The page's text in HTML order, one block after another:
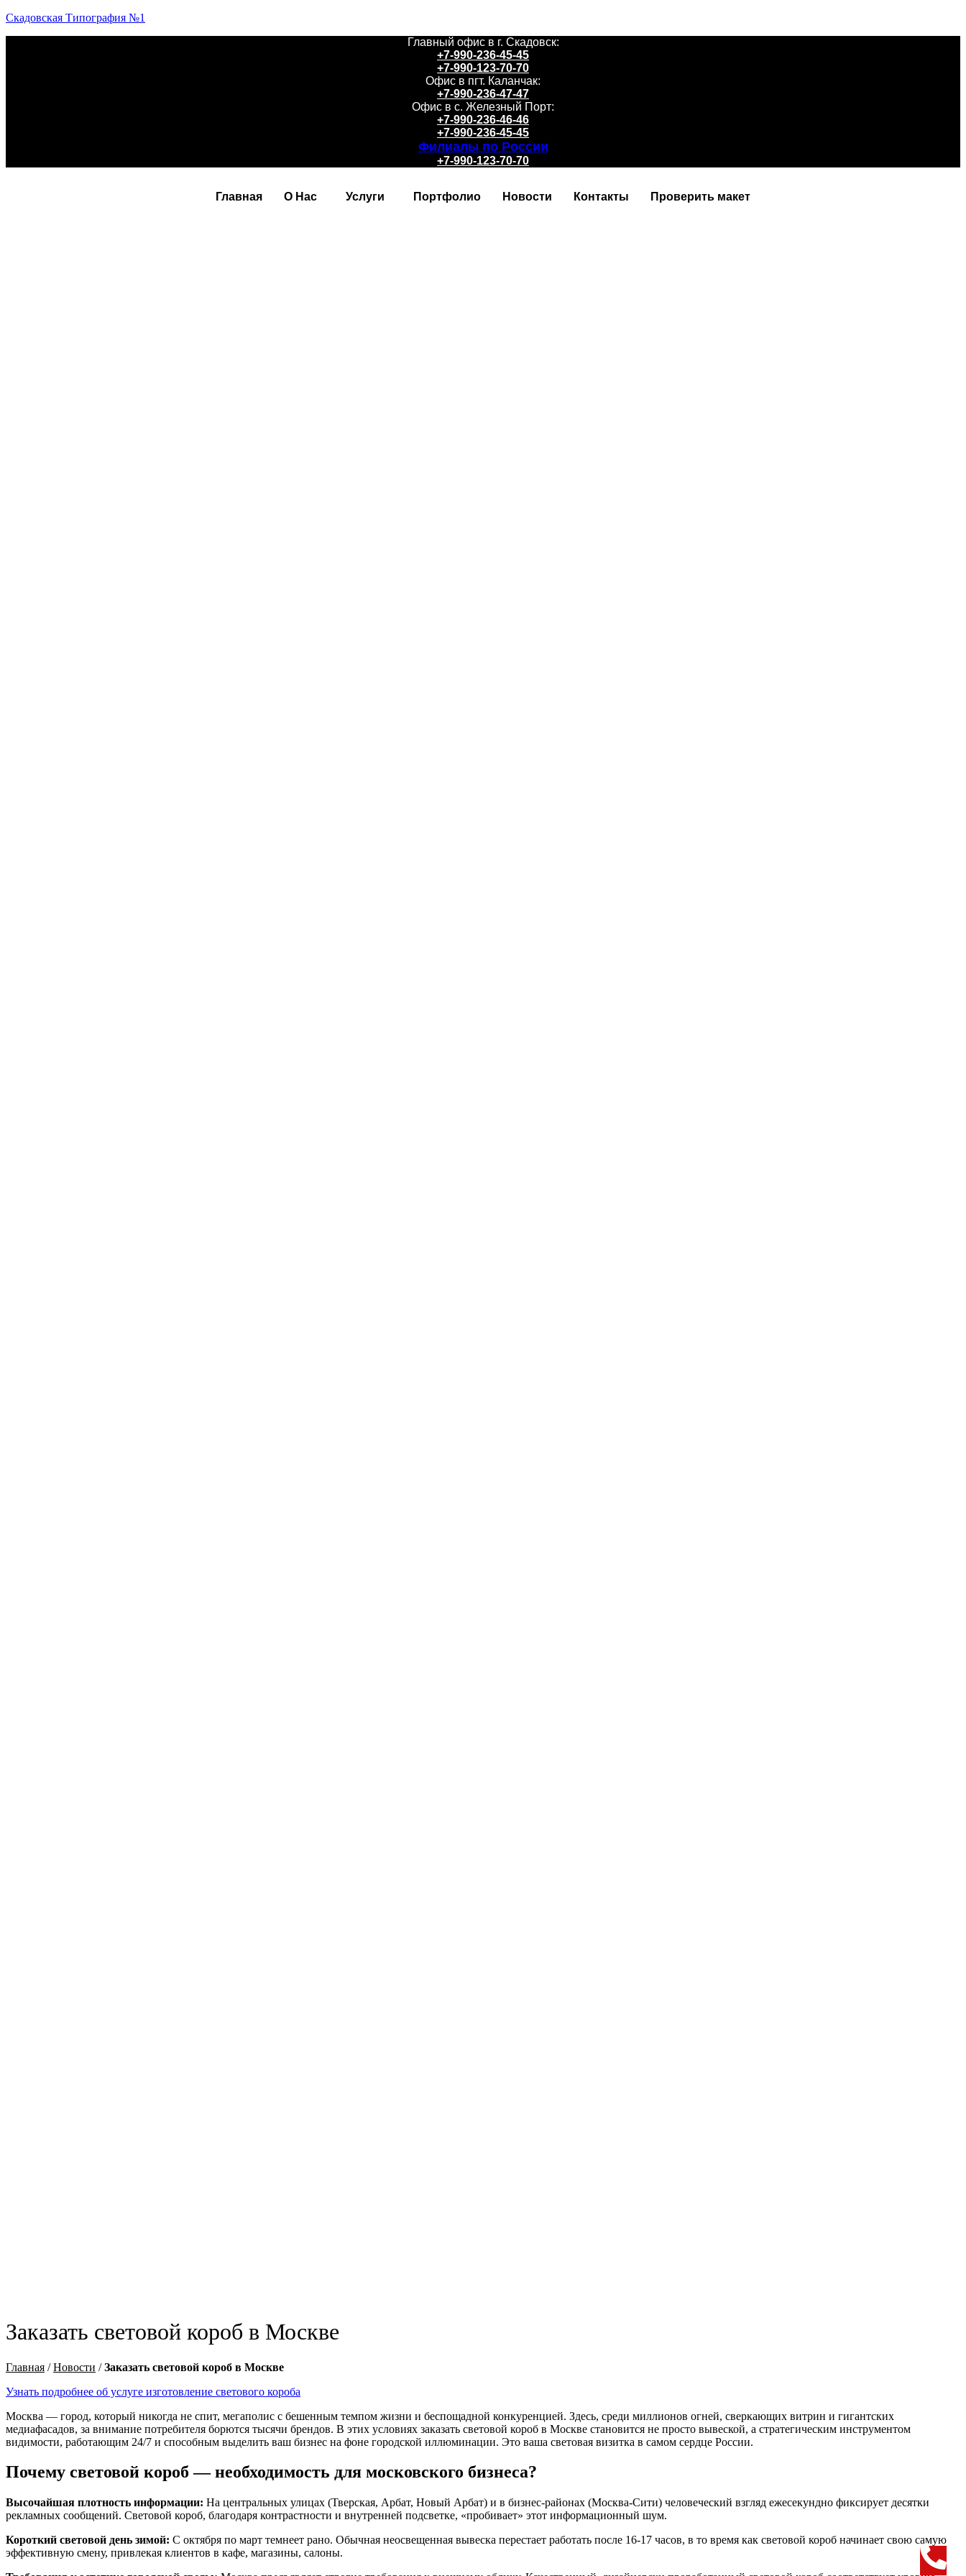
Скадовская Типография №1
Главный офис в г. Скадовск:
+7-990-236-45-45
+7-990-123-70-70
Офис в пгт. Каланчак:
+7-990-236-47-47
Офис в с. Железный Порт:
+7-990-236-46-46
+7-990-236-45-45
Филиалы по России
+7-990-123-70-70
Главная О Нас Услуги Портфолио Новости Контакты Проверить макет
Заказать световой короб в Москве
Главная /Новости /Заказать световой короб в Москве
Узнать подробнее об услуге изготовление светового короба
Москва — город, который никогда не спит, мегаполис с бешенным темпом жизни и беспощадной конкуренцией. Здесь, среди миллионов огней, сверкающих витрин и гигантских
медиафасадов, за внимание потребителя борются тысячи брендов. В этих условиях заказать световой короб в Москве становится не просто вывеской, а стратегическим инструментом
видимости, работающим 24/7 и способным выделить ваш бизнес на фоне городской иллюминации. Это ваша световая визитка в самом сердце России.
Почему световой короб — необходимость для московского бизнеса?
Высочайшая плотность информации: На центральных улицах (Тверская, Арбат, Новый Арбат) и в бизнес-районах (Москва-Сити) человеческий взгляд ежесекундно фиксирует десятки
рекламных сообщений. Световой короб, благодаря контрастности и внутренней подсветке, «пробивает» этот информационный шум.
Короткий световой день зимой: С октября по март темнеет рано. Обычная неосвещенная вывеска перестает работать после 16-17 часов, в то время как световой короб начинает свою самую
эффективную смену, привлекая клиентов в кафе, магазины, салоны.